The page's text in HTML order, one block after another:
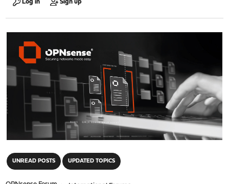
Log in Sign up
UNREAD POSTS UPDATED TOPICS